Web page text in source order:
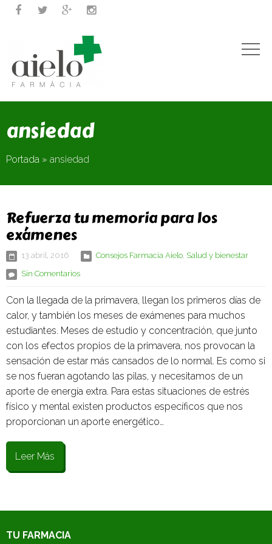
   
ansiedad
Portada » ansiedad
Refuerza tu memoria para los
exámenes
13 abril, 2016 Consejos Farmacia Aielo, Salud y bienestar
Sin Comentarios
Con la llegada de la primavera, llegan los primeros días de
calor, y también los meses de exámenes para muchos
estudiantes. Meses de estudio y concentración, que junto
con los efectos propios de la primavera, nos provocan la
sensación de estar más cansados de lo normal. Es como si
se nos fueran agotando las pilas, y necesitamos de un
aporte de energía extra. Para estas situaciones de estrés
físico y mental existen productos específicos que nos
proporcionan un aporte energético…
Leer Más
TU FARMACIA